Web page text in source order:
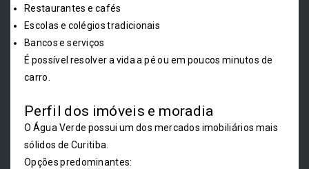
Restaurantes e cafés
Escolas e colégios tradicionais
Bancos e serviços
É possível resolver a vida a pé ou em poucos minutos de
carro.
Perfil dos imóveis e moradia
O Água Verde possui um dos mercados imobiliários mais
sólidos de Curitiba.
Opções predominantes: